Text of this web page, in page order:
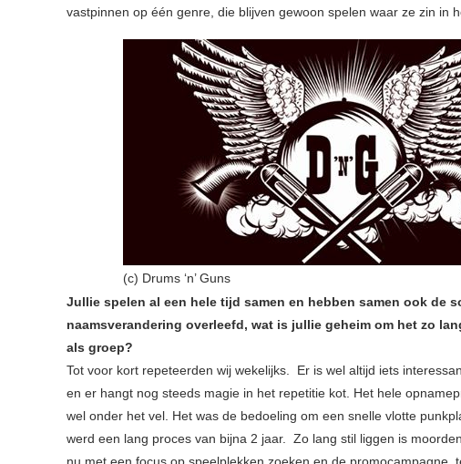
vastpinnen op één genre, die blijven gewoon spelen waar ze zin in
(c) Drums ‘n’ Guns
Jullie spelen al een hele tijd samen en hebben samen ook de
naamsverandering overleefd, wat is jullie geheim om het zo
als groep?
Tot voor kort repeteerden wij wekelijks. Er is wel altijd iets
en er hangt nog steeds magie in het repetitie kot. Het hele
wel onder het vel. Het was de bedoeling om een snelle vlotte
werd een lang proces van bijna 2 jaar. Zo lang stil liggen is